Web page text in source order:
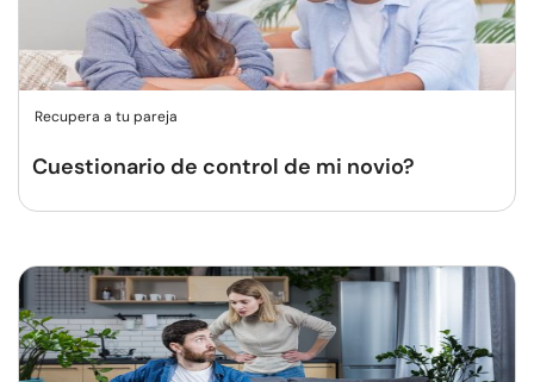
Recupera a tu pareja
Cuestionario de control de mi novio?